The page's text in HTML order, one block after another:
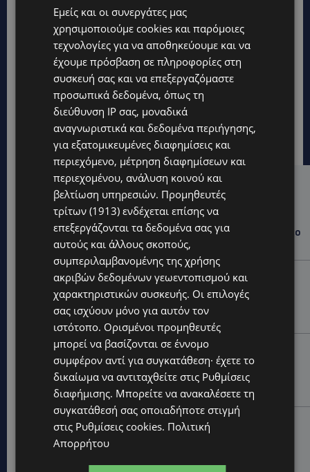
Hot this week
WORLD
ΦΩΤΙΑ ΣΤΟΝ ΒΟΛΟ: Στις φλόγες περιοχή πάνω από το
αρχαίο θέατρο Δημητριάδος
STORIES
ΜΑΝΩΛΗΣ ΕΜΜΑΝΟΥΗΛ: Η ιστορία της θρυλικής
Corner Pub που ξυπνά μνήμες δεκαετιών – Το
αφιέρωμα μετά τη φωτιά-(Φώτο)
UPDATES
ΘΕΣΣΑΛΟΝΙΚΗ: Σοκ από την κακοποίηση άγριων
χελωνών – Τις έβαψαν με πορτοκαλί λαδομπογιά-
(Φώτο)
UPDATES
ΑΓΚΑΛΙΑ ΕΛΠΙΔΑΣ: «Οι εξαγγελίες δεν αρκούν» –
Συγκρατημένη αισιοδοξία για το νέο σχέδιο
στήριξης των ατόμων με αναπηρία
Εμείς και οι συνεργάτες μας
χρησιμοποιούμε cookies και παρόμοιες
τεχνολογίες για να αποθηκεύουμε και να
έχουμε πρόσβαση σε πληροφορίες στη
συσκευή σας και να επεξεργαζόμαστε
προσωπικά δεδομένα, όπως τη
διεύθυνση IP σας, μοναδικά
αναγνωριστικά και δεδομένα περιήγησης,
για εξατομικευμένες διαφημίσεις και
περιεχόμενο, μέτρηση διαφημίσεων και
περιεχομένου, ανάλυση κοινού και
βελτίωση υπηρεσιών. Προμηθευτές
τρίτων (1913) ενδέχεται επίσης να
επεξεργάζονται τα δεδομένα σας για
αυτούς και άλλους σκοπούς,
συμπεριλαμβανομένης της χρήσης
ακριβών δεδομένων γεωεντοπισμού και
χαρακτηριστικών συσκευής. Οι επιλογές
σας ισχύουν μόνο για αυτόν τον
ιστότοπο. Ορισμένοι προμηθευτές
μπορεί να βασίζονται σε έννομο
συμφέρον αντί για συγκατάθεση· έχετε το
δικαίωμα να αντιταχθείτε στις Ρυθμίσεις
διαφήμισης. Μπορείτε να ανακαλέσετε τη
συγκατάθεσή σας οποιαδήποτε στιγμή
στις Ρυθμίσεις cookies. Πολιτική
Απορρήτου